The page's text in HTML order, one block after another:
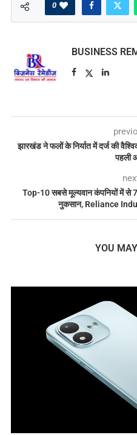
0
BUSINESS
झारखंड ने फलों के निर्यात में दर्ज की
पहली
Top-10 सबसे मूल्यवान कंपनियों में से
नुकसान, Reliance
YOU